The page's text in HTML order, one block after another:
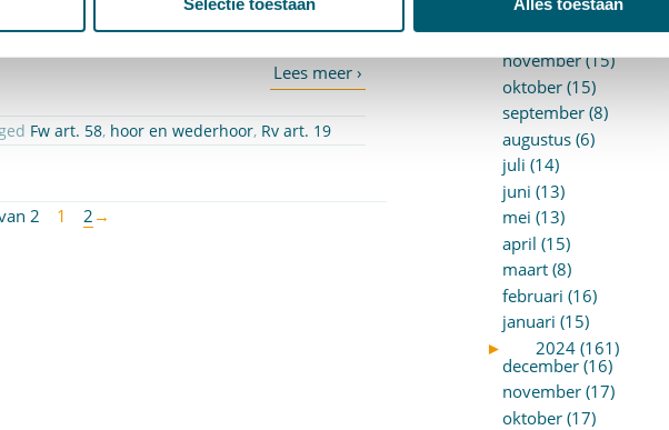
zich niet heeft kunnen uitlaten, heeft de r-c
Fw art. 58, hoor en wederhoor, Rv art. 19
2 1 2 →
2025 (153)
december (15)
november (15)
oktober (15)
september (8)
augustus (6)
juli (14)
juni (13)
mei (13)
april (15)
maart (8)
februari (16)
januari (15)
►
2024 (161)
december (16)
november (17)
oktober (17)